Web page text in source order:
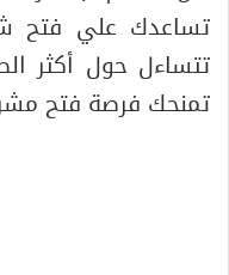
تساعدك علي فتح
تتساءل حول أكثر
تمنحك فرصة فتح